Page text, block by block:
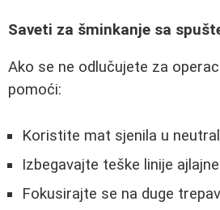
Saveti za šminkanje sa
Ako se ne odlučujete za
pomoći:
Koristite mat sjenila u
Izbegavajte teške linije
Fokusirajte se na duge